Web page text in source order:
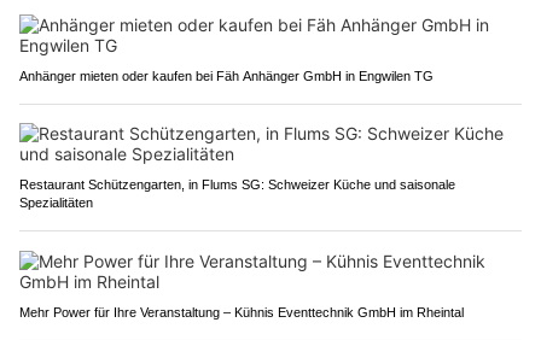
Anhänger mieten oder kaufen bei Fäh Anhänger GmbH in Engwilen TG
Restaurant Schützengarten, in Flums SG: Schweizer Küche und saisonale
Spezialitäten
Mehr Power für Ihre Veranstaltung – Kühnis Eventtechnik GmbH im Rheintal